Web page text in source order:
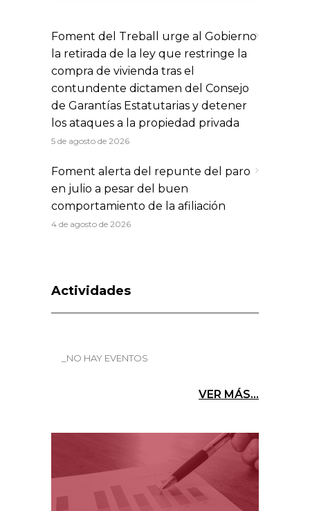
Foment del Treball urge al Gobierno
la retirada de la ley que restringe la
compra de vivienda tras el
contundente dictamen del Consejo
de Garantías Estatutarias y detener
los ataques a la propiedad privada
5 de agosto de 2026
Foment alerta del repunte del paro
en julio a pesar del buen
comportamiento de la afiliación
4 de agosto de 2026
Actividades
_NO HAY EVENTOS
VER MÁS...